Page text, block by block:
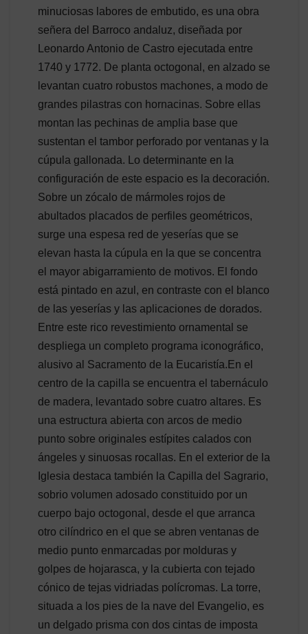
minuciosas labores de embutido, es una obra
señera del Barroco andaluz, diseñada por
Leonardo Antonio de Castro ejecutada entre
1740 y 1772. De planta octogonal, en alzado se
levantan cuatro robustos machones, a modo de
grandes pilastras con hornacinas. Sobre ellas
montan las pechinas de amplia base que
sustentan el tambor perforado por ventanas y la
cúpula gallonada. Lo determinante en la
configuración de este espacio es la decoración.
Sobre un zócalo de mármoles rojos de
abultados placados de perfiles geométricos,
surge una espesa red de yeserías que se
elevan hasta la cúpula en la que se concentra
el mayor abigarramiento de motivos. El fondo
está pintado en azul, en contraste con el blanco
de las yeserías y las aplicaciones de dorados.
Entre este rico revestimiento ornamental se
despliega un completo programa iconográfico,
alusivo al Sacramento de la Eucaristía.En el
centro de la capilla se encuentra el tabernáculo
de madera, levantado sobre cuatro altares. Es
una estructura abierta con arcos de medio
punto sobre originales estípites calados con
ángeles y sinuosas rocallas. En el exterior de la
Iglesia destaca también la Capilla del Sagrario,
sobrio volumen adosado constituido por un
cuerpo bajo octogonal, desde el que arranca
otro cilíndrico en el que se abren ventanas de
medio punto enmarcadas por molduras y
golpes de hojarasca, y la cubierta con tejado
cónico de tejas vidriadas polícromas. La torre,
situada a los pies de la nave del Evangelio, es
un delgado prisma con dos cintas de imposta